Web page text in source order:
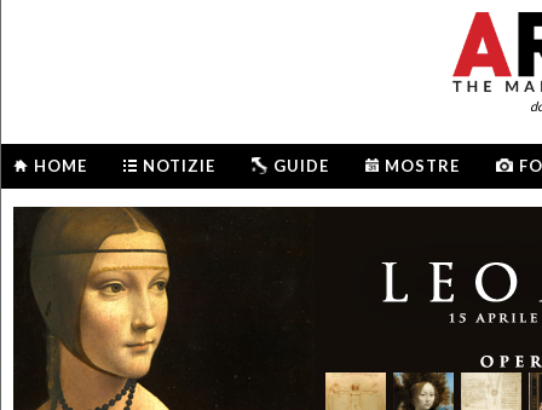
HOME NOTIZIE GUIDE MOSTRE